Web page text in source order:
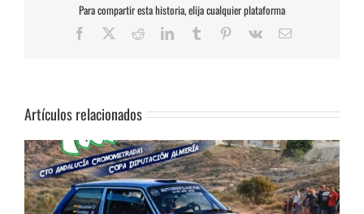
Para compartir esta historia, elija cualquier plataforma
Facebook RedditLinkedInTumblr Pinterest
Vk
Correo
Artículos relacionados